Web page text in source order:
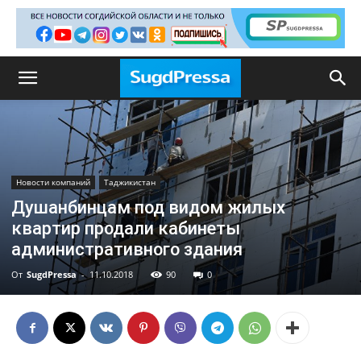
Новости компаний Таджикистан
Душанбинцам под видом жилых
квартир продали кабинеты
административного здания
От SugdPressa - 11.10.2018 90 0